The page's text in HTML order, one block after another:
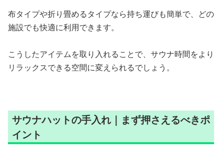
布タイプや折り畳めるタイプなら持ち運びも簡単で、どの
施設でも快適に利用できます。
こうしたアイテムを取り入れることで、サウナ時間をより
リラックスできる空間に変えられるでしょう。
サウナハットの手入れ｜まず押さえるべきポ
イント